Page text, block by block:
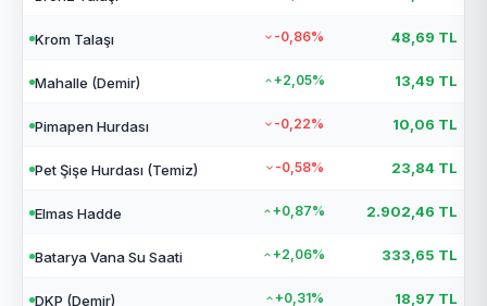
Krom Talaşı -0,86% 48,69 TL
Mahalle (Demir) +2,05% 13,49 TL
Pimapen Hurdası -0,22% 10,06 TL
Pet Şişe Hurdası (Temiz) -0,58% 23,84 TL
Elmas Hadde +0,87% 2.902,46 TL
Batarya Vana Su Saati +2,06% 333,65 TL
DKP (Demir) +0,31% 18,97 TL